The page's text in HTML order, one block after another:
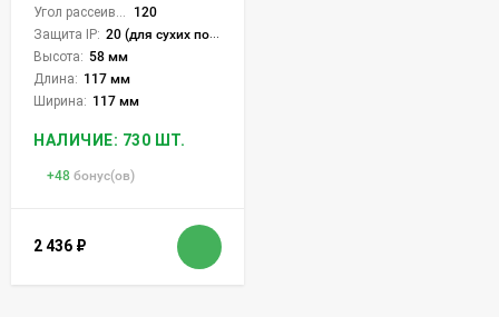
Угол рассеивания света °:
120
Защита IP: 20 (для сухих пом.)
Высота: 58 мм
Длина: 117 мм
Ширина: 117 мм
НАЛИЧИЕ: 730 ШТ.
+48 бонус(ов)
2 436 ₽